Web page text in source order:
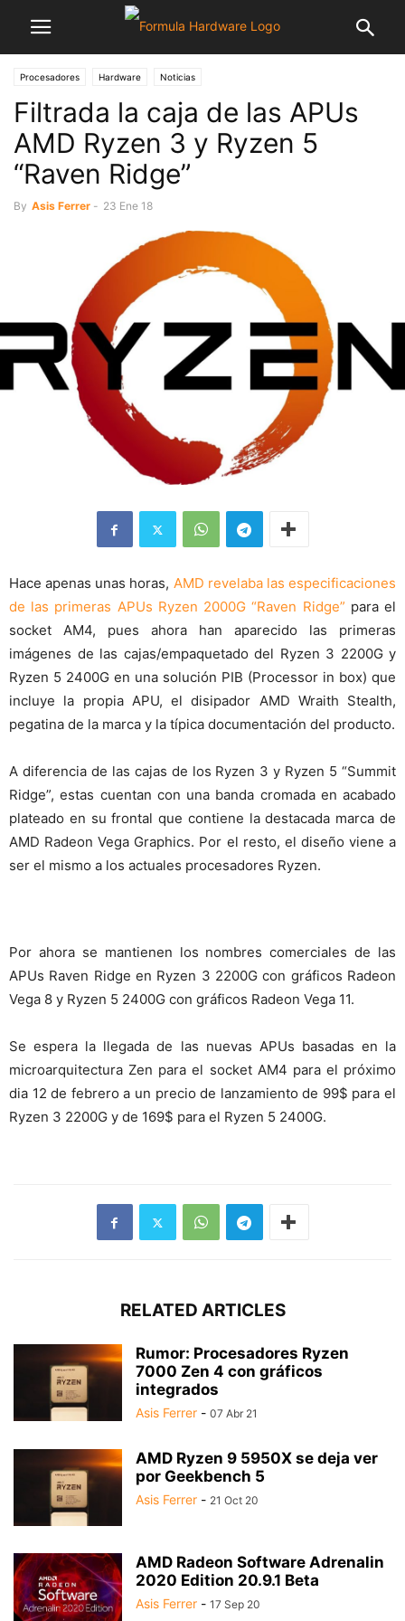
Procesadores Hardware Noticias
Filtrada la caja de las APUs
AMD Ryzen 3 y Ryzen 5
“Raven Ridge”
By Asis Ferrer - 23 Ene 18
Hace apenas unas horas, AMD revelaba las especificaciones
de las primeras APUs Ryzen 2000G “Raven Ridge” para el
socket AM4, pues ahora han aparecido las primeras
imágenes de las cajas/empaquetado del Ryzen 3 2200G y
Ryzen 5 2400G en una solución PIB (Processor in box) que
incluye la propia APU, el disipador AMD Wraith Stealth,
pegatina de la marca y la típica documentación del producto.
A diferencia de las cajas de los Ryzen 3 y Ryzen 5 “Summit
Ridge”, estas cuentan con una banda cromada en acabado
plateado en su frontal que contiene la destacada marca de
AMD Radeon Vega Graphics. Por el resto, el diseño viene a
ser el mismo a los actuales procesadores Ryzen.
Por ahora se mantienen los nombres comerciales de las
APUs Raven Ridge en Ryzen 3 2200G con gráficos Radeon
Vega 8 y Ryzen 5 2400G con gráficos Radeon Vega 11.
Se espera la llegada de las nuevas APUs basadas en la
microarquitectura Zen para el socket AM4 para el próximo
dia 12 de febrero a un precio de lanzamiento de 99$ para el
Ryzen 3 2200G y de 169$ para el Ryzen 5 2400G.
RELATED ARTICLES
Rumor: Procesadores Ryzen
7000 Zen 4 con gráficos
integrados
Asis Ferrer - 07 Abr 21
AMD Ryzen 9 5950X se deja ver
por Geekbench 5
Asis Ferrer - 21 Oct 20
AMD Radeon Software Adrenalin
2020 Edition 20.9.1 Beta
Asis Ferrer - 17 Sep 20